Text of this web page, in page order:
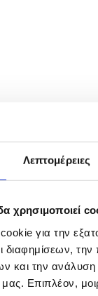
Λεπτομέρειες
χρησιμοποιεί
για την
διαφημίσεων, την
και την ανάλυση
μας. Επιπλέον,